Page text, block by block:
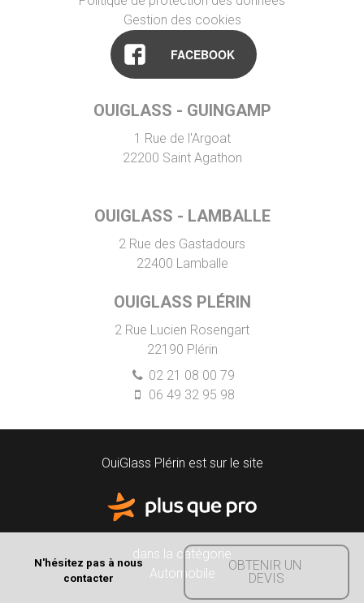
N'hésitez pas à nous
contacter
OBTENIR UN
DEVIS
Gestion des cookies
FACEBOOK
OUIGLASS - GUINGAMP
1 Rue de l'Argoat
22200 Saint Agathon
OUIGLASS - LAMBALLE
2 Rue des Gastadours
22400 Lamballe
OUIGLASS PLÉRIN
2 Rue Lucien Rosengart
22190 Plérin
02 21 08 00 79
06 49 32 95 98
OuiGlass Plérin est sur le site
dans la catégorie
Automobile